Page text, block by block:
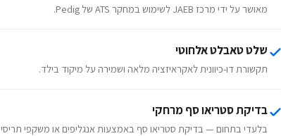
מאושר על ידי מרכז JAEB לשימוש במחקר ATS של Pedig.
שלט טאבלט אלחוטי
תקשורת דו-כיוונית לאקראיזציה מלאה ושמירה על מיקוד בילד.
בדיקת סטריאו סף מרחקי
בלעדי בתחום — בדיקת סטריאו סף באמצעות אנגליפים או משקפי תריסי LCD.